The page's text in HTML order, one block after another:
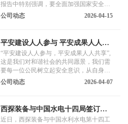
报告中特别强调，要全面加强国家安全教
育，增强全民国家安全意识和素养，筑牢
公司动态 2026-04-15
平安建设人人参与 平安成果人人共
享
“平安建设人人参与，平安成果人人共享”,
这是我们对和谐社会的共同愿景，我们需
要每一位公民树立起安全意识，从自身做
起，从点滴做起，积极参与到平安建设中
公司动态 2026-04-07
西探装备与中国水电十四局签订千
万元海外项目设备合同
近日，西探装备与中国水利水电第十四工